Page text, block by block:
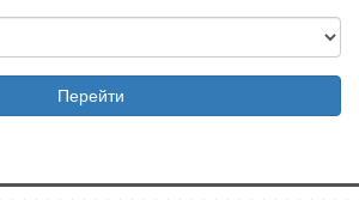
Перейти